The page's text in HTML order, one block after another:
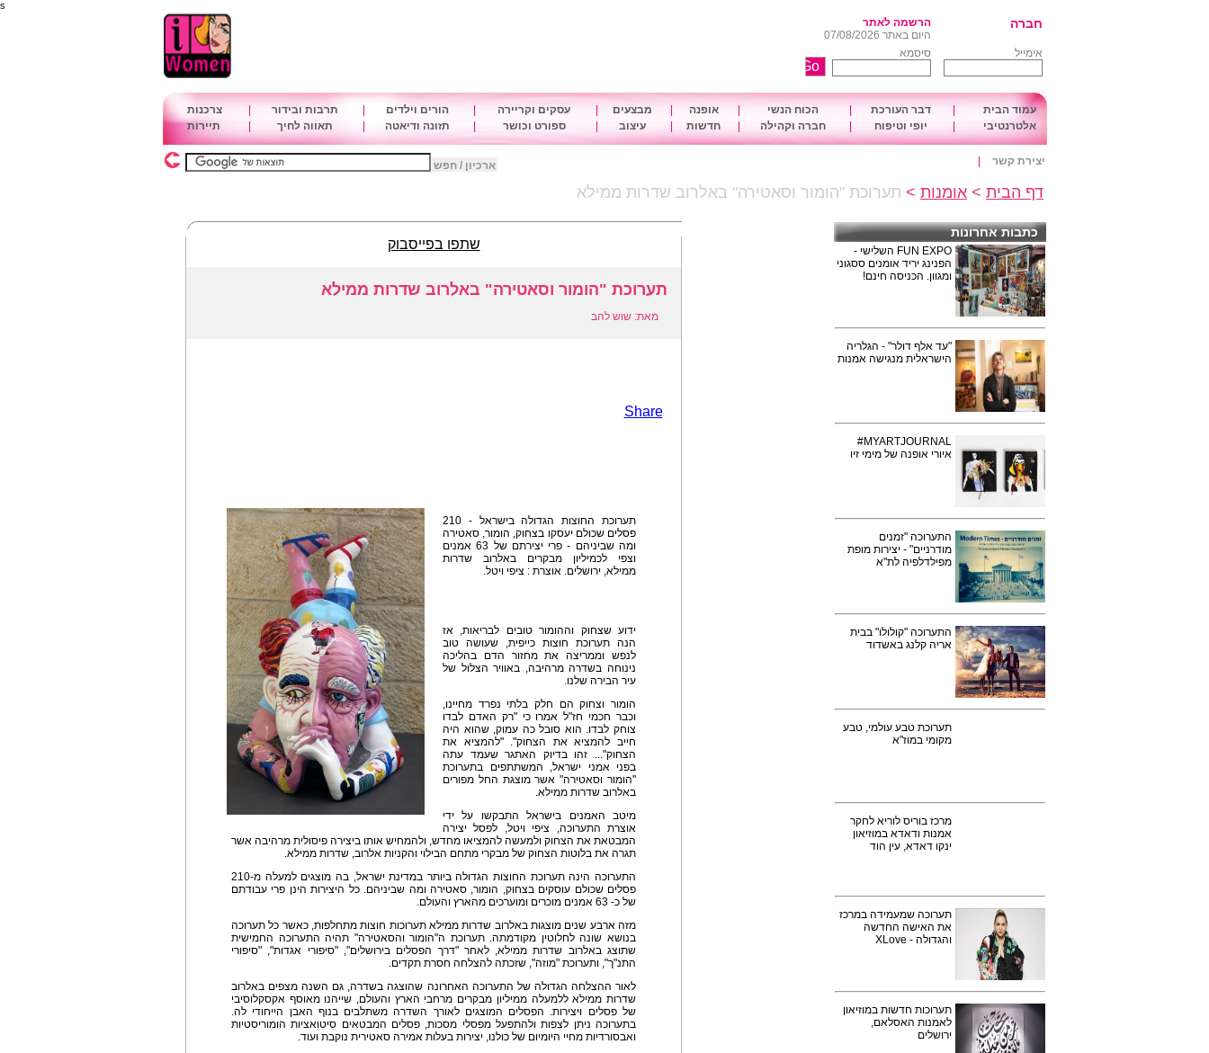
s
חברה
הרשמה לאתר
היום באתר 07/08/2026
אימייל
סיסמא
עמוד הבית דבר העורכת הכוח הנשי אופנה מבצעים עסקים וקריירה הורים וילדים תרבות ובידור
צרכנות
אלטרנטיבי
יופי וטיפוח חברה וקהילה חדשות עיצוב ספורט וכושר תזונה ודיאטה תאווה לחיך תיירות
יצירת קשר ארכיון / חפש
דף הבית > אומנות > תערוכת "הומור וסאטירה" באלרוב שדרות ממילא
כתבות אחרונות
FUN EXPO השלישי -
הפנינג יריד אומנים ססגוני
ומגוון. הכניסה חינם!
"עד אלף דולר" - הגלריה
הישראלית מנגישה אמנות
MYARTJOURNAL#
איורי אופנה של מימי זיו
התערוכה "זמנים
מודרניים" - יצירות מופת
מפילדלפיה לת"א
התערוכה "קולולו" בבית
אריה קלנג באשדוד
תערוכת טבע עולמי, טבע
מקומי במוז"א
מרכז בוריס לוריא לחקר
אמנות ודאדא במוזיאון
ינקו דאדא, עין הוד
תערוכה שמעמידה במרכז
את האישה החדשה
והגדולה - XLove
תערוכות חדשות במוזיאון
לאמנות האסלאם,
ירושלים
שתפו בפייסבוק
תערוכת "הומור וסאטירה" באלרוב שדרות ממילא
מאת: שוש להב
Share
תערוכת החוצות הגדולה בישראל - 210
פסלים שכולם יעסקו בצחוק, הומור, סאטירה
ומה שביניהם - פרי יצירתם של 63 אמנים
וצפי לכמיליון מבקרים באלרוב שדרות
ממילא, ירושלים. אוצרת : ציפי ויטל.
ידוע שצחוק וההומור טובים לבריאות, אז
הנה תערוכת חוצות כייפית, שעושה טוב
לנפש וממריצה את מחזור הדם בהליכה
נינוחה בשדרה מרהיבה, באוויר הצלול של
עיר הבירה שלנו.
הומור וצחוק הם חלק בלתי נפרד מחיינו,
וכבר חכמי חז"ל אמרו כי "רק האדם לבדו
צוחק לבדו. הוא סובל כה עמוק, שהוא היה
חייב להמציא את הצחוק". "להמציא את
הצחוק"... זהו בדיוק האתגר שעמד עתה
בפני אמני ישראל, המשתתפים בתערוכת
"הומור וסאטירה" אשר מוצגת החל מפורים
באלרוב שדרות ממילא.
מיטב האמנים בישראל התבקשו על ידי
אוצרת התערוכה, ציפי ויטל, לפסל יצירה
המבטאת את הצחוק ולמעשה להמציאו מחדש, ולהמחיש אותו ביצירה פיסולית מרהיבה אשר
תגרה את בלוטות הצחוק של מבקרי מתחם הבילוי והקניות אלרוב, שדרות ממילא.
התערוכה הינה תערוכת החוצות הגדולה ביותר במדינת ישראל, בה מוצגים למעלה מ-210
פסלים שכולם עוסקים בצחוק, הומור, סאטירה ומה שביניהם. כל היצירות הינן פרי עבודתם
של כ- 63 אמנים מוכרים ומוערכים מהארץ והעולם.
מזה ארבע שנים מוצגות באלרוב שדרות ממילא תערוכות חוצות מתחלפות, כאשר כל תערוכה
בנושא שונה לחלוטין מקודמתה. תערוכת ה"הומור והסאטירה" תהיה התערוכה החמישית
שתוצג באלרוב שדרות ממילא, לאחר "דרך הפסלים בירושלים", "סיפורי אגדות", "סיפורי
התנ"ך", ותערוכת "מוזה", שזכתה להצלחה חסרת תקדים.
לאור ההצלחה הגדולה של התערוכה האחרונה שהוצגה בשדרה, גם השנה מצפים באלרוב
שדרות ממילא ללמעלה ממיליון מבקרים מרחבי הארץ והעולם, שייהנו מאוסף אקסקלוסיבי
של פסלים ויצירות. הפסלים המוצגים לאורך השדרה משתלבים בנוף האבן הייחודי לה.
בתערוכה ניתן לצפות ולהתפעל מפסלי מסכות, פסלים המבטאים סיטואציות הומוריסטיות
ואבסורדיות מחיי היומיום של כולנו, יצירות בעלות אמירה סאטירית נוקבת ועוד.